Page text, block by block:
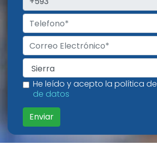
He leído y acepto la política de
de datos
Enviar